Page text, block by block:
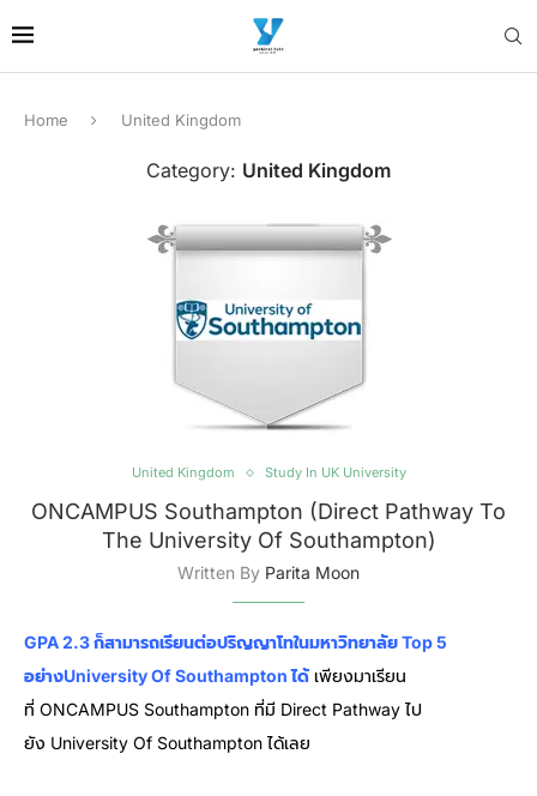
Home United Kingdom
Category: United Kingdom
United Kingdom Study In UK University
ONCAMPUS Southampton (Direct Pathway To
The University Of Southampton)
Written By Parita Moon
GPA 2.3 ก็สามารถเรียนต่อปริญญาโทในมหาวิทยาลัย Top 5
อย่างUniversity Of Southampton ได้ เพียงมาเรียน
ที่ ONCAMPUS Southampton ที่มี Direct Pathway ไป
ยัง University Of Southampton ได้เลย